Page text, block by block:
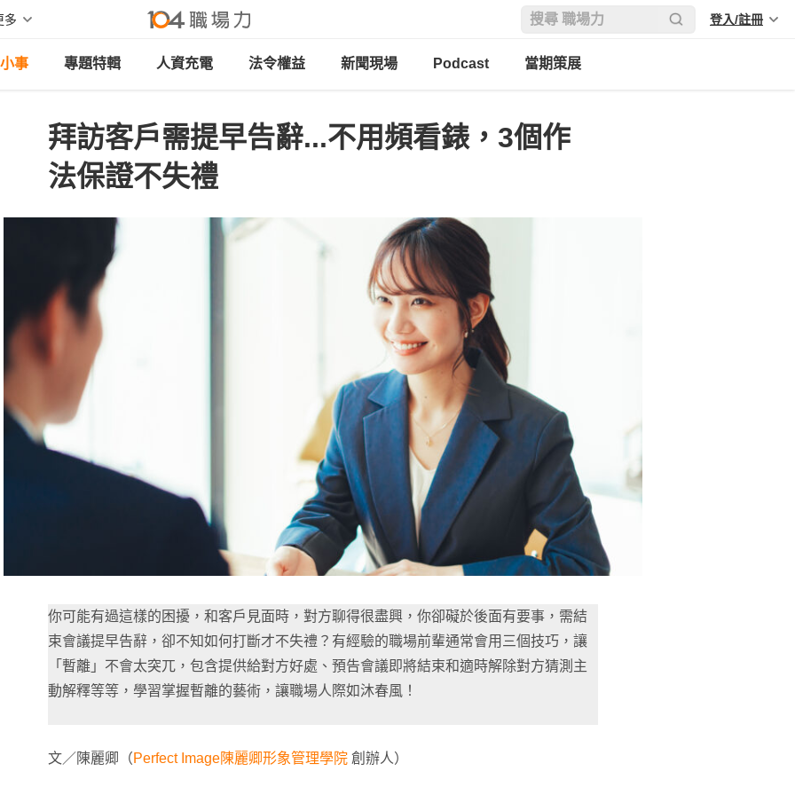
多 登入/註冊
事 專題特輯 人資充電 法令權益 新聞現場 Podcast 當期策展
拜訪客戶需提早告辭...不用頻看錶，3個作
法保證不失禮
你可能有過這樣的困擾，和客戶見面時，對方聊得很盡興，你卻礙於後面有要事，需結
束會議提早告辭，卻不知如何打斷才不失禮？有經驗的職場前輩通常會用三個技巧，讓
「暫離」不會太突兀，包含提供給對方好處、預告會議即將結束和適時解除對方猜測主
動解釋等等，學習掌握暫離的藝術，讓職場人際如沐春風！
文／陳麗卿（Perfect Image陳麗卿形象管理學院 創辦人）